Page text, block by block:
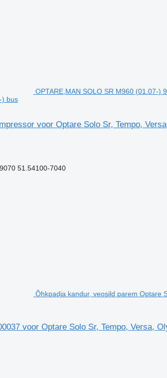
OPTARE,MAN SOLO SR M960 (01.07-)
) bus
voor Optare Solo Sr, Tempo,
51.54100-7040
Õhkpadja kandur, veosild parem Optare
voor Optare Solo Sr, Tempo, Versa,